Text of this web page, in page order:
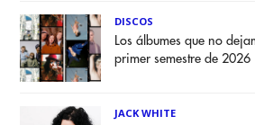
DISCOS
Los álbumes que no
primer semestre de 2026
JACK WHITE